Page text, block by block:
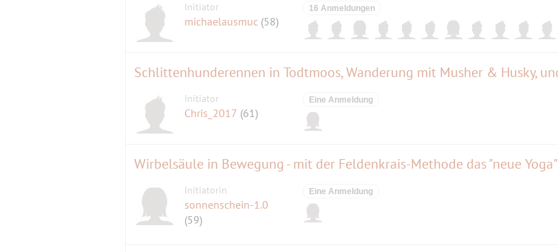
Initiator
michaelausmuc (58)
16 Anmeldungen
Initiator
Chris_2017 (61)
Eine Anmeldung
Wirbelsäule in Bewegung - mit der Feldenkrais-Methode das "neue Yoga"
Initiatorin
sonnenschein-1.0
(59)
Eine Anmeldung